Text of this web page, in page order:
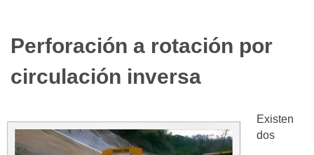
Perforación a rotación por
circulación inversa
Existen
dos